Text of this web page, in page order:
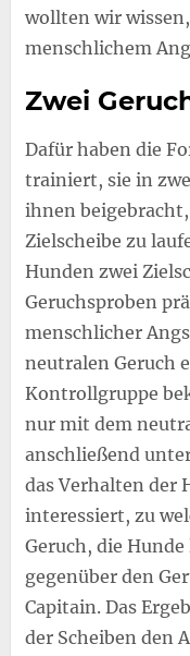
wollten wir
menschlichem
Zwei
Dafür haben die
trainiert, sie in
ihnen
Zielscheibe zu
Hunden zwei
Geruchsproben
menschlicher
neutralen Geruch
Kontrollgruppe
nur mit dem
anschließend
das Verhalten der
interessiert, zu
Geruch, die
gegenüber den
Capitain. Das
der Scheiben den